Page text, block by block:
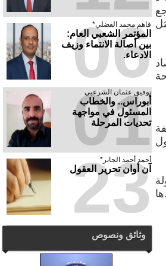
فاهم محمد الفضلي*
المؤتمر الشعبي العام:
بين أصالة الانتماء وزيف
الادعاء.
06
توفيق عثمان الشرعبي
أبوراس.. والخطاب
المسئول في مواجهة
تحديات المرحلة
01
أحمد أحمد الجابر*
آن أوان تحرير العقول
23
وثائق ونصوص